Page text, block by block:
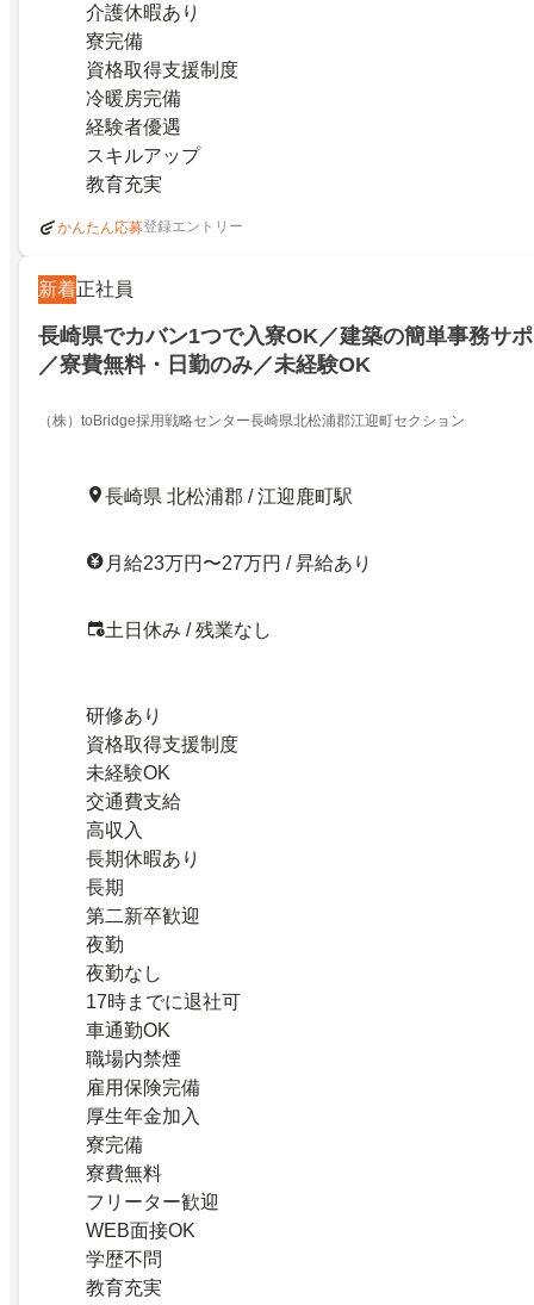
介護休暇あり
寮完備
資格取得支援制度
冷暖房完備
経験者優遇
スキルアップ
教育充実
かんたん応募登録エントリー
新着正社員
長崎県でカバン1つで入寮OK／建築の簡単事務サ
／寮費無料・日勤のみ／未経験OK
（株）toBridge採用戦略センター長崎県北松浦郡江迎町セクション
長崎県 北松浦郡 / 江迎鹿町駅
月給23万円〜27万円 / 昇給あり
土日休み / 残業なし
研修あり
資格取得支援制度
未経験OK
交通費支給
高収入
長期休暇あり
長期
第二新卒歓迎
夜勤
夜勤なし
17時までに退社可
車通勤OK
職場内禁煙
雇用保険完備
厚生年金加入
寮完備
寮費無料
フリーター歓迎
WEB面接OK
学歴不問
教育充実